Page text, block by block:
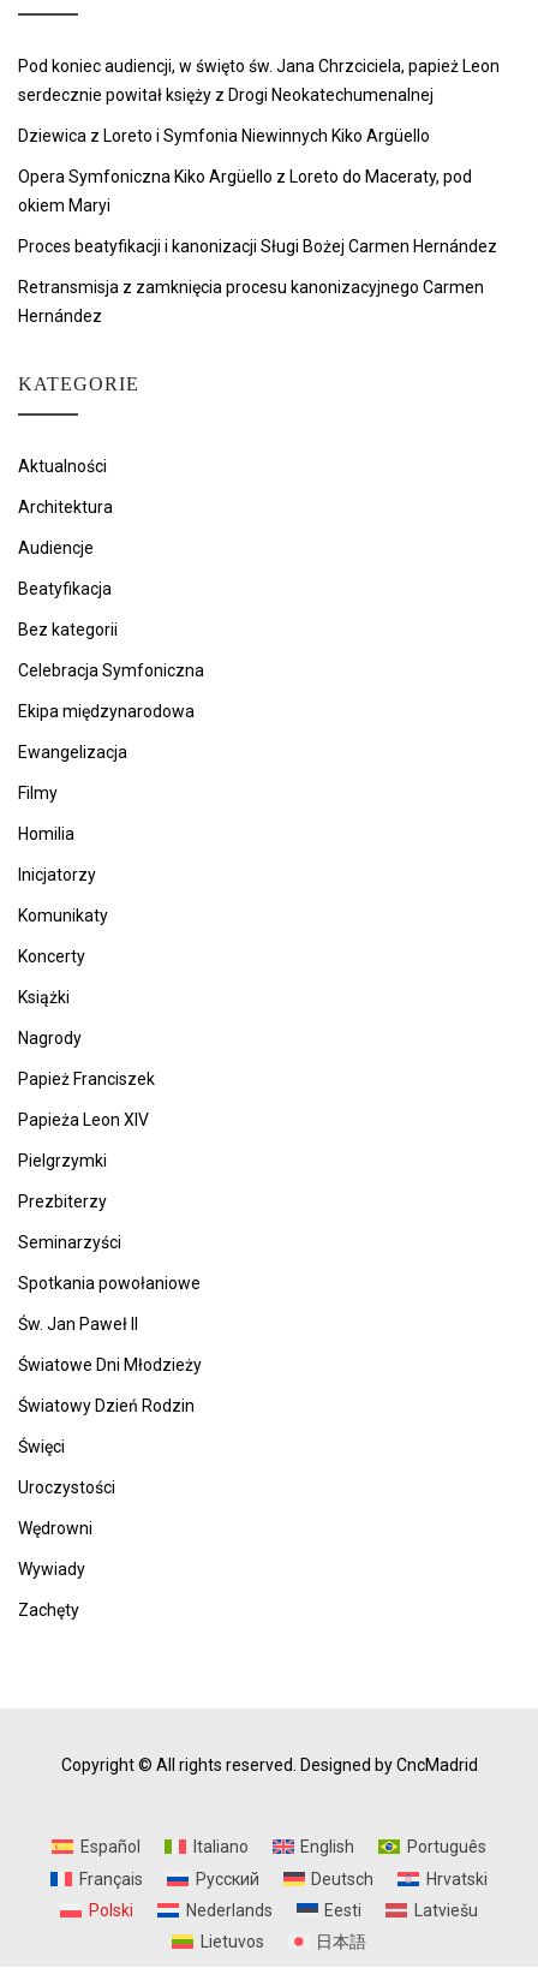
Pod koniec audiencji, w święto św. Jana Chrzciciela, papież Leon
serdecznie powitał księży z Drogi Neokatechumenalnej
Dziewica z Loreto i Symfonia Niewinnych Kiko Argüello
Opera Symfoniczna Kiko Argüello z Loreto do Maceraty, pod
okiem Maryi
Proces beatyfikacji i kanonizacji Sługi Bożej Carmen Hernández
Retransmisja z zamknięcia procesu kanonizacyjnego Carmen
Hernández
KATEGORIE
Aktualności
Architektura
Audiencje
Beatyfikacja
Bez kategorii
Celebracja Symfoniczna
Ekipa międzynarodowa
Ewangelizacja
Filmy
Homilia
Inicjatorzy
Komunikaty
Koncerty
Książki
Nagrody
Papież Franciszek
Papieża Leon XIV
Pielgrzymki
Prezbiterzy
Seminarzyści
Spotkania powołaniowe
Św. Jan Paweł II
Światowe Dni Młodzieży
Światowy Dzień Rodzin
Święci
Uroczystości
Wędrowni
Wywiady
Zachęty
Copyright © All rights reserved. Designed by CncMadrid
Español Italiano English
Português
Français
Русский Deutsch
Hrvatski
Polski
Nederlands Eesti
Latviešu
Lietuvos
日本語